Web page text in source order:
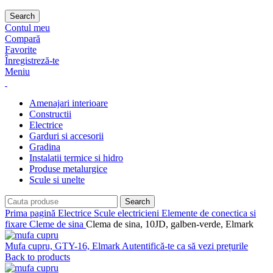
Search
Contul meu
Compară
Favorite
Înregistreză-te
Meniu
Amenajari interioare
Constructii
Electrice
Garduri si accesorii
Gradina
Instalatii termice si hidro
Produse metalurgice
Scule si unelte
Search
Prima pagină Electrice Scule electricieni Elemente de conectica si
fixare Cleme de sina Clema de sina, 10JD, galben-verde, Elmark
Mufa cupru, GTY-16, Elmark Autentifică-te ca să vezi prețurile
Back to products